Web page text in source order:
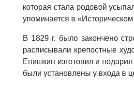
которая стала родовой
упоминается в «Историческом
В 1829 г. было закончено
расписывали крепостные
Епишкин изготовил и
были установлены у входа в